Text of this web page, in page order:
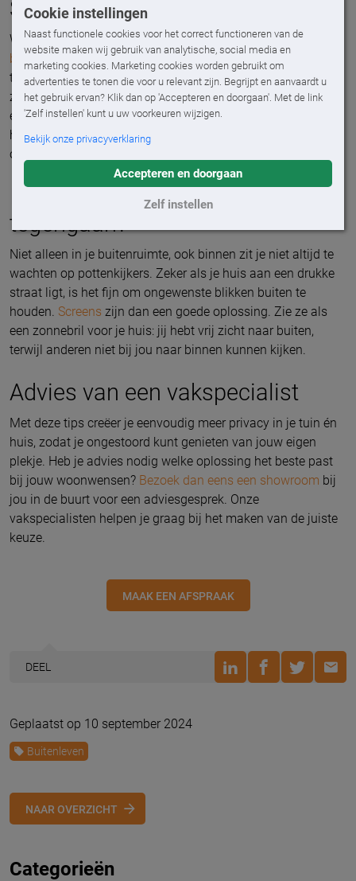
Cookie instellingen
Naast functionele cookies voor het correct functioneren van de
website maken wij gebruik van analytische, social media en
marketing cookies. Marketing cookies worden gebruikt om
advertenties te tonen die voor u relevant zijn. Begrijpt en aanvaardt u
het gebruik ervan? Klik dan op 'Accepteren en doorgaan'. Met de link
'Zelf instellen' kunt u uw voorkeuren wijzigen.
Bekijk onze privacyverklaring
Accepteren en doorgaan
Zelf instellen
Slim huis, slimme tuin
Wil je het jezelf nog makkelijker maken? Met onzeslimme
bedieningsoptieswordt het nog eenvoudiger om je privacy
te waarborgen. Via je smartphone of tablet bedien je je
zonwering op afstand, stel je tijdschema’s in en zorg je
ervoor dat je altijd de juiste hoeveelheid schaduw en privacy
hebt. Zo geniet je van maximaal comfort, zonder dat je er
omkijken naar hebt.
Inkijk van buiten naar binnen ook
tegengaan?
Niet alleen in je buitenruimte, ook binnen zit je niet altijd te
wachten op pottenkijkers. Zeker als je huis aan een drukke
straat ligt, is het fijn om ongewenste blikken buiten te
houden. Screens zijn dan een goede oplossing. Zie ze als
een zonnebril voor je huis: jij hebt vrij zicht naar buiten,
terwijl anderen niet bij jou naar binnen kunnen kijken.
Advies van een vakspecialist
Met deze tips creëer je eenvoudig meer privacy in je tuin én
huis, zodat je ongestoord kunt genieten van jouw eigen
plekje. Heb je advies nodig welke oplossing het beste past
bij jouw woonwensen? Bezoek dan eens een showroom bij
jou in de buurt voor een adviesgesprek. Onze
vakspecialisten helpen je graag bij het maken van de juiste
keuze.
MAAK EEN AFSPRAAK
DEEL
Geplaatst op 10 september 2024
Buitenleven
NAAR OVERZICHT
Categorieën